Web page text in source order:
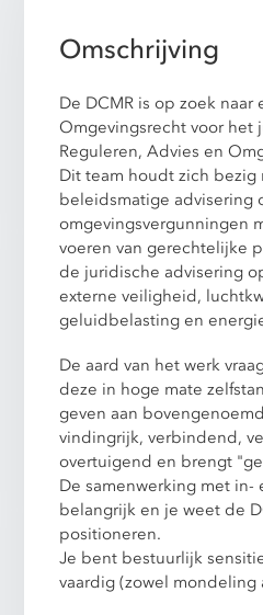
Omschrijving
De DCMR is op zoek naar
Omgevingsrecht voor het
Reguleren, Advies en
Dit team houdt zich
beleidsmatige advisering
omgevingsvergunningen
voeren van gerechtelijke
de juridische advisering
externe veiligheid,
geluidbelasting en
De aard van het werk
deze in hoge mate
geven aan
vindingrijk, verbindend,
overtuigend en brengt
De samenwerking met in-
belangrijk en je weet de
positioneren.
Je bent bestuurlijk
vaardig (zowel mondeling